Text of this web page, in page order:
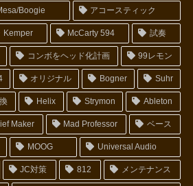
Boogie アコースティック
Kemper McCarty 594 試奏
コンボをヘッド化計画 99レモン
オリジナル Bogner Suhr
Helix Strymon Ableton
Maker Mad Professor ベース
MOOG Universal Audio
JC対策 812 メンテナンス